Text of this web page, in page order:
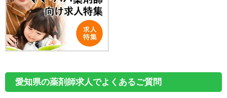
愛知県の薬剤師求人でよくあるご質問